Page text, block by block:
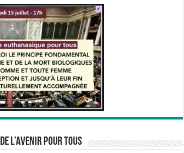
DE L’AVenir pour Tous